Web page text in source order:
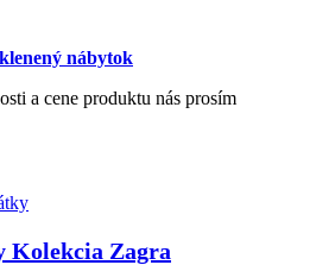
nábytok
a cene produktu nás prosím
Kolekcia Zagra